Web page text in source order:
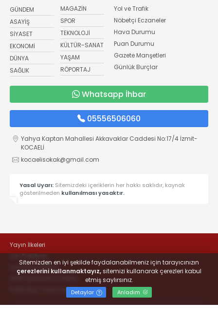
GÜNDEM
ASAYİŞ
SİYASET
EKONOMİ
DÜNYA
SAĞLIK
MAGAZİN
SPOR
TEKNOLOJİ
KÜLTÜR-SANAT
YAŞAM
RÖPORTAJ
Yol ve Trafik
Nöbetçi Eczaneler
Hava Durumu
Puan Durumu
Gazete Manşetleri
Günlük Burçlar
Whatsapp İhbar
05556506060
Yahya Kaptan Mahallesi Akkavaklar Caddesi No:17/4 İzmit-
KOCAELİ
kocaelisokak@gmail.com
Yasal Uyarı: Sitemizdeki içeriklerin her hakkı saklıdır, kaynak
gösterilmeden kullanılması yasaktır.
Yayın İlkeleri
Veri Politikası
Kullanım Şartları
KVKK Bilgi Talep Formu
Sitemizden en iyi şekilde faydalanabilmeniz için tarayıcınızın
çerezlerini kullanmaktayız,sitemizi kullanarak çerezleri kabul
etmiş saylırsınız.
Detaylar Anladım